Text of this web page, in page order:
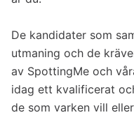
De kandidater som
utmaning och de
av SpottingMe och
idag ett kvalificerat
de som varken vill